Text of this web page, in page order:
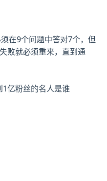
在9个问题中答对7个，但
败就必须重来，直到通
亿粉丝的名人是谁